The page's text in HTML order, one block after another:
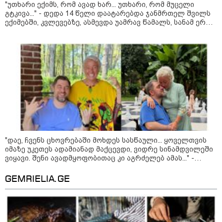
"არის პოლარიზაციის კიდევ უფრო
გაღრმავების საფრთხე და ...“
"გონებაში ვალაგებდი, ეს ამბავი
პირველად ვისთვის მეთქვა, ვის
უნდა ჩავექოლე“
"უთხარი ექიმს, რომ ავად ხარ... უთხარი, რომ მუცელი
გტკივა..." - დედა 14 წელი დაატარებდა ჯანმრთელ შვილს
ექიმებში, კვლევებზე, ასმევდა უამრავ წამალს, სანამ ერთ
"დაე, ჩვენს ცხოვრებაში მოხდეს სასწაული... ყოველთვის
იმაზე უკეთეს ადამიანად მაქცევდი, ვიდრე სინამდვილეში
ვიყავი. შენი ავადმყოფობითაც კი აგრძელებ ამას..." -
GEMRIELIA.GE